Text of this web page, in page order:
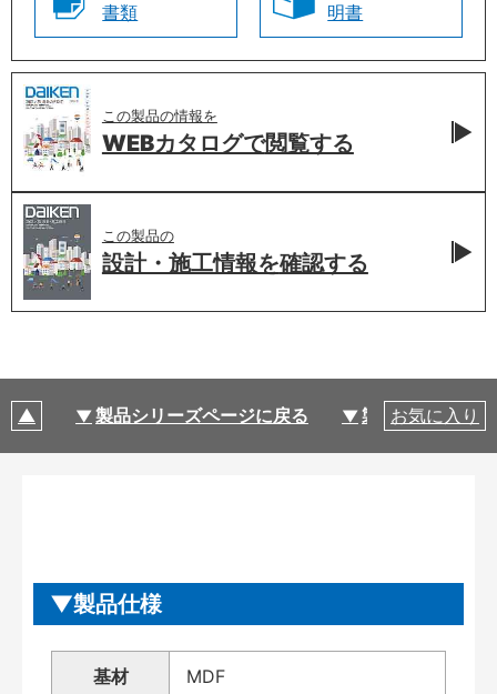
書類
明書
この製品の情報を
WEBカタログで閲覧する
この製品の
設計・施工情報を確認する
製品シリーズページに戻る 製品仕様
お気に入り
製品仕様
基材 MDF